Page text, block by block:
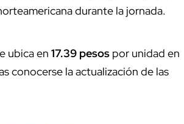
durante la jornada.
ubica en 17.39 pesos por unidad en
conocerse la actualización de las